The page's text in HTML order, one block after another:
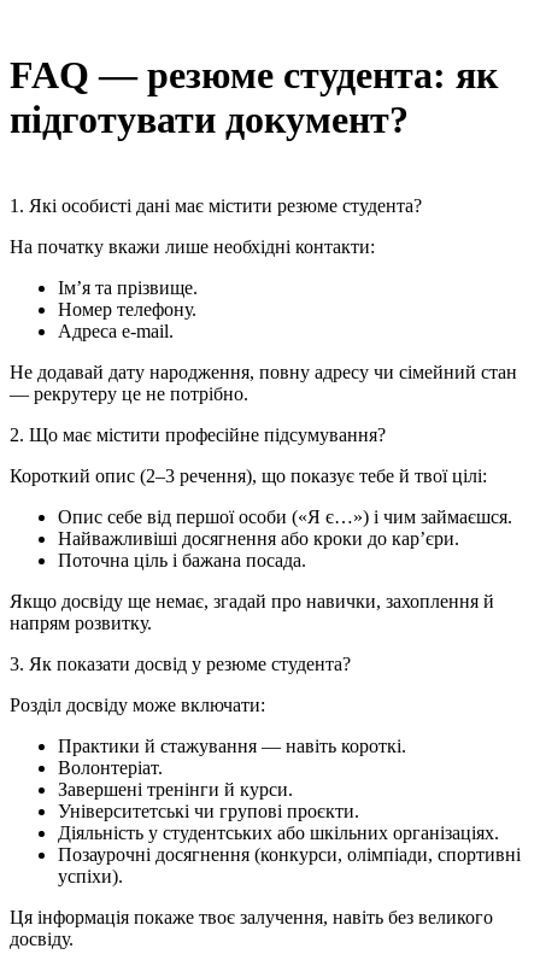
FAQ — резюме студента: як
підготувати документ?
1. Які особисті дані має містити резюме студента?
На початку вкажи лише необхідні контакти:
Ім’я та прізвище.
Номер телефону.
Адреса e-mail.
Не додавай дату народження, повну адресу чи сімейний стан
— рекрутеру це не потрібно.
2. Що має містити професійне підсумування?
Короткий опис (2–3 речення), що показує тебе й твої цілі:
Опис себе від першої особи («Я є…») і чим займаєшся.
Найважливіші досягнення або кроки до кар’єри.
Поточна ціль і бажана посада.
Якщо досвіду ще немає, згадай про навички, захоплення й
напрям розвитку.
3. Як показати досвід у резюме студента?
Розділ досвіду може включати:
Практики й стажування — навіть короткі.
Волонтеріат.
Завершені тренінги й курси.
Університетські чи групові проєкти.
Діяльність у студентських або шкільних організаціях.
Позаурочні досягнення (конкурси, олімпіади, спортивні
успіхи).
Ця інформація покаже твоє залучення, навіть без великого
досвіду.